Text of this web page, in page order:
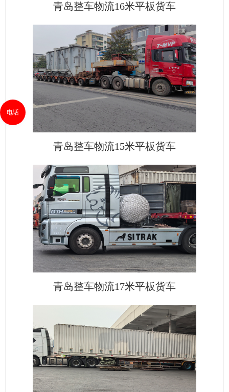
青岛整车物流16米平板货车
青岛整车物流15米平板货车
青岛整车物流17米平板货车
电话